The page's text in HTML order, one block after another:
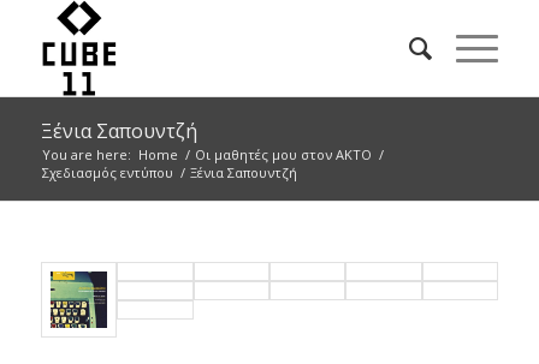
Ξένια Σαπουντζή
You are here: Home / Οι μαθητές μου στον ΑΚΤΟ /
Σχεδιασμός εντύπου / Ξένια Σαπουντζή